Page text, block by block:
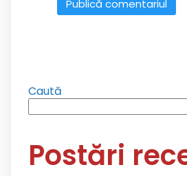
Caută
Postări